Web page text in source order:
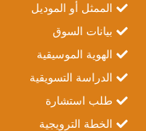
الممثل أو الموديل
بيانات السوق
الهوية الموسيقية
الدراسة التسويقية
طلب استشارة
الخطة الترويجية